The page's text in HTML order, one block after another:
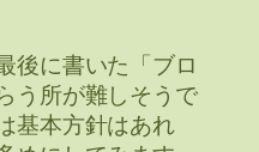
後に書いた「ブロ
う所が難しそうで
基本方針はあれ